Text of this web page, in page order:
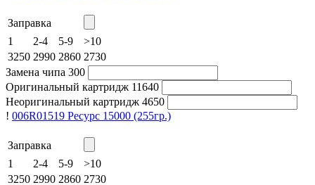
Заправка
1
2-4 5-9
>10
3250 2990 2860 2730
Замена чипа 300
Оригинальный картридж 11640
Неоригинальный картридж 4650
! 006R01519 Ресурс 15000 (255гр.)
Заправка
1
2-4 5-9
>10
3250 2990 2860 2730